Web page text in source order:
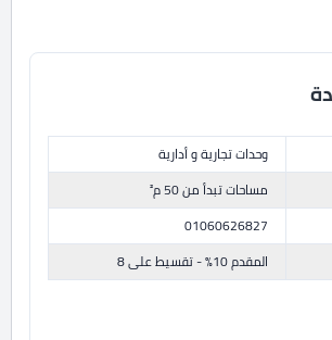
وحدات تجارية و أدارية
مساحات تبدأ من 50 م²
01060626827
المقدم 10% - تقسيط على 8